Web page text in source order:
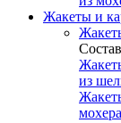
Жакеты и
Состав
из
мохера